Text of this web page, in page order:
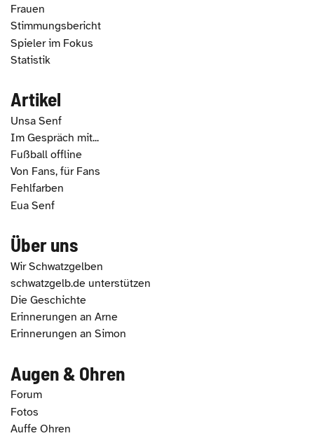
Frauen
Stimmungsbericht
Spieler im Fokus
Statistik
Artikel
Unsa Senf
Im Gespräch mit...
Fußball offline
Von Fans, für Fans
Fehlfarben
Eua Senf
Über uns
Wir Schwatzgelben
schwatzgelb.de unterstützen
Die Geschichte
Erinnerungen an Arne
Erinnerungen an Simon
Augen & Ohren
Forum
Fotos
Auffe Ohren